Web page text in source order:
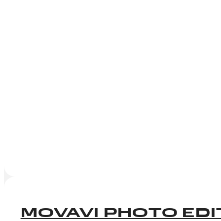
MOVAVI PHOTO